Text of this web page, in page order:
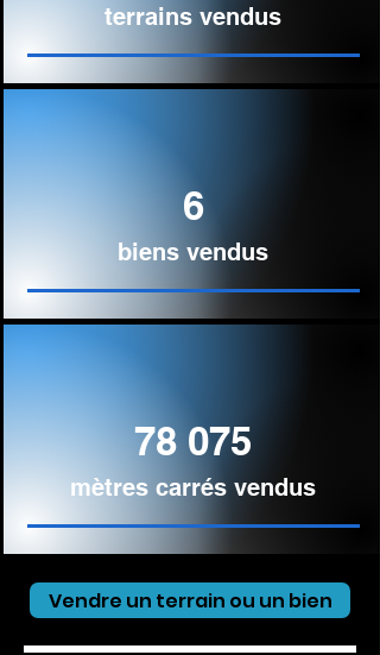
terrains vendus
6
biens vendus
78 075
mètres carrés vendus
Vendre un terrain ou un bien